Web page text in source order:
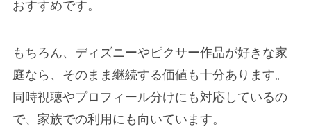
おすすめです。
もちろん、ディズニーやピクサー作品が好きな家
庭なら、そのまま継続する価値も十分あります。
同時視聴やプロフィール分けにも対応しているの
で、家族での利用にも向いています。